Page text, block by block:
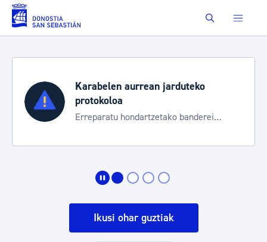
Eduki nagusira joan Buscar
Karabelen aurrean jarduteko
protokoloa
Erreparatu hondartzetako banderei
Ikusi ohar guztiak